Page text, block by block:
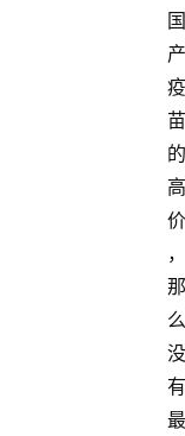
国
产
疫
苗
的
高
价
，
那
么
没
有
最